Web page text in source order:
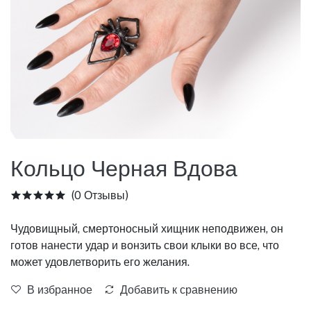
Кольцо Черная Вдова
(0 Отзывы)
Чудовищный, смертоносный хищник неподвижен, он
готов нанести удар и вонзить свои клыки во все, что
может удовлетворить его желания.
В избранное Добавить к сравнению